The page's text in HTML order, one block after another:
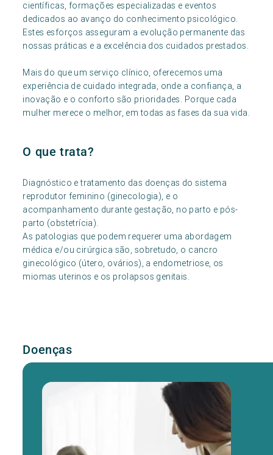
científicas, formações especializadas e eventos
dedicados ao avanço do conhecimento psicológico.
Estes esforços asseguram a evolução permanente das
nossas práticas e a excelência dos cuidados prestados.
Mais do que um serviço clínico, oferecemos uma
experiência de cuidado integrada, onde a confiança, a
inovação e o conforto são prioridades. Porque cada
mulher merece o melhor, em todas as fases da sua vida.
O que trata?
Diagnóstico e tratamento das doenças do sistema
reprodutor feminino (ginecologia), e o
acompanhamento durante gestação, no parto e pós-
parto (obstetrícia).
As patologias que podem requerer uma abordagem
médica e/ou cirúrgica são, sobretudo, o cancro
ginecológico (útero, ovários), a endometriose, os
miomas uterinos e os prolapsos genitais.
Doenças